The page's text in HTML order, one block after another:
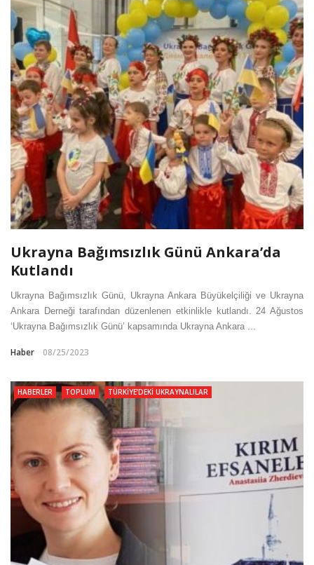
Ukrayna Bağımsızlık Günü Ankara’da
Kutlandı
Ukrayna Bağımsızlık Günü, Ukrayna Ankara Büyükelçiliği ve Ukrayna
Ankara Derneği tarafından düzenlenen etkinlikle kutlandı. 24 Ağustos
‘Ukrayna Bağımsızlık Günü’ kapsamında Ukrayna Ankara ...
Haber 08/25/2023
HABERLER TOPLUM TÜRKIYE’DEKI UKRAYNALILAR